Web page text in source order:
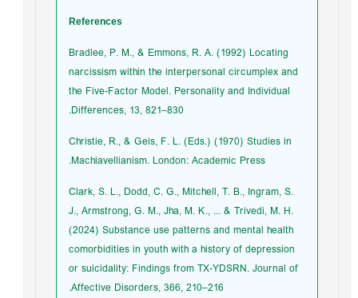
References
Bradlee, P. M., & Emmons, R. A. (1992) Locating
narcissism within the interpersonal circumplex and
the Five-Factor Model. Personality and Individual
Differences, 13, 821–830.
Christie, R., & Geis, F. L. (Eds.) (1970) Studies in
Machiavellianism. London: Academic Press.
Clark, S. L., Dodd, C. G., Mitchell, T. B., Ingram, S.
J., Armstrong, G. M., Jha, M. K., ... & Trivedi, M. H.
(2024) Substance use patterns and mental health
comorbidities in youth with a history of depression
or suicidality: Findings from TX-YDSRN. Journal of
Affective Disorders, 366, 210–216.